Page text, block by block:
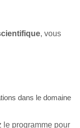
, vous
dans le domaine
le programme pour